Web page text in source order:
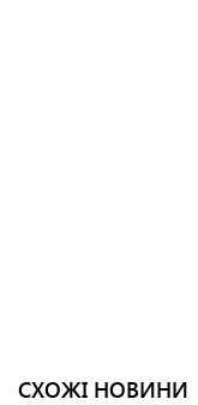
СХОЖІ НОВИНИ